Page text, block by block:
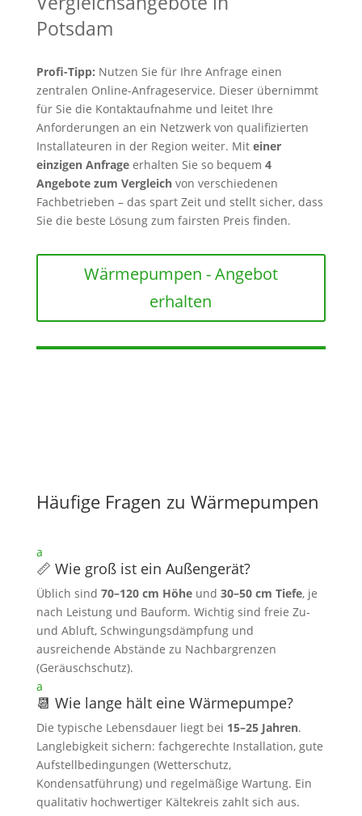
Potsdam
Profi-Tipp: Nutzen Sie für Ihre Anfrage einen
zentralen Online-Anfrageservice. Dieser übernimmt
für Sie die Kontaktaufnahme und leitet Ihre
Anforderungen an ein Netzwerk von qualifizierten
Installateuren in der Region weiter. Mit einer
einzigen Anfrageerhalten Sie so bequem 4
Angebote zum Vergleichvon verschiedenen
Fachbetrieben – das spart Zeit und stellt sicher, dass
Sie die beste Lösung zum fairsten Preis finden.
Wärmepumpen - Angebot
erhalten
Häufige Fragen zu Wärmepumpen
a
📏 Wie groß ist ein Außengerät?
Üblich sind 70–120 cm Höheund 30–50 cm Tiefe, je
nach Leistung und Bauform. Wichtig sind freie Zu‑
und Abluft, Schwingungsdämpfung und
ausreichende Abstände zu Nachbargrenzen
(Geräuschschutz).
a
📆 Wie lange hält eine Wärmepumpe?
Die typische Lebensdauer liegt bei 15–25 Jahren.
Langlebigkeit sichern: fachgerechte Installation, gute
Aufstellbedingungen (Wetterschutz,
Kondensatführung) und regelmäßige Wartung. Ein
qualitativ hochwertiger Kältekreis zahlt sich aus.